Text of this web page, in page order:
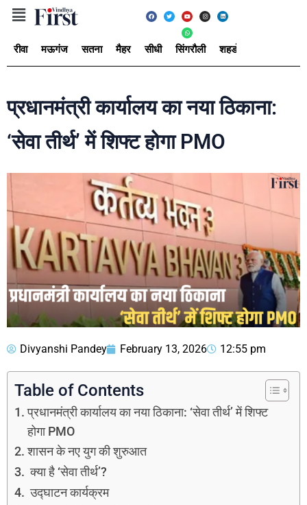
रीवा मऊगंज सतना मैहर सीधी सिंगरौली शहडोल
प्रधानमंत्री कार्यालय का नया ठिकाना:
‘सेवा तीर्थ’ में शिफ्ट होगा PMO
Divyanshi Pandey February 13, 2026 12:55 pm
Table of Contents
प्रधानमंत्री कार्यालय का नया ठिकाना: ‘सेवा तीर्थ’ में शिफ्ट
होगा PMO
शासन के नए युग की शुरुआत
क्या है ‘सेवा तीर्थ’?
उद्घाटन कार्यक्रम